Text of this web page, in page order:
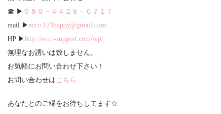
☎ ▶ ０８０－４４２８－６７１７
mail ▶ ecco.123happy@gmail.com
HP ▶ http://ecco-support.com/wp/
無理なお誘いは致しません。
お気軽にお問い合わせ下さい！
お問い合わせは こちら
あなたとのご縁をお待ちしてます☆